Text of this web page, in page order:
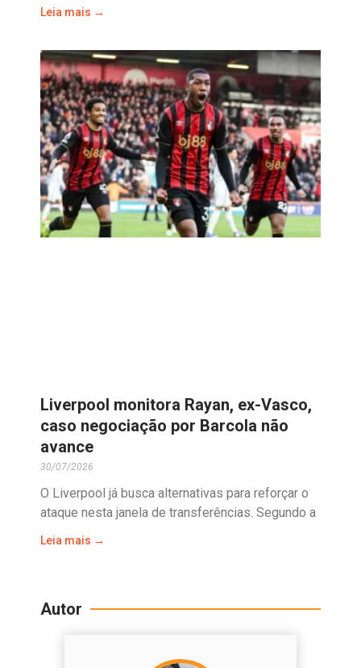
Leia mais →
Liverpool monitora Rayan, ex-Vasco,
caso negociação por Barcola não
avance
30/07/2026
O Liverpool já busca alternativas para reforçar o
ataque nesta janela de transferências. Segundo a
Leia mais →
Autor